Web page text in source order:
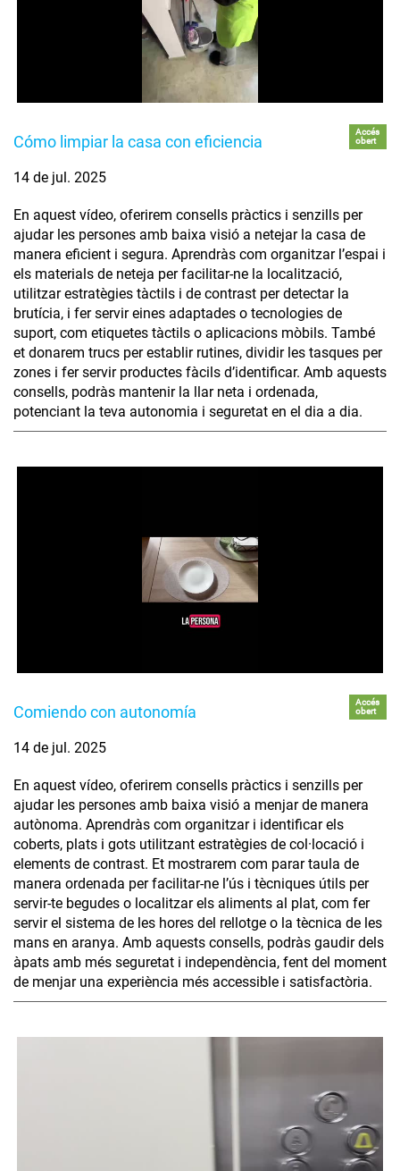
Cómo limpiar la casa con eficiencia
Accés
obert
14 de jul. 2025
En aquest vídeo, oferirem consells pràctics i senzills per
ajudar les persones amb baixa visió a netejar la casa de
manera eficient i segura. Aprendràs com organitzar l’espai i
els materials de neteja per facilitar-ne la localització,
utilitzar estratègies tàctils i de contrast per detectar la
brutícia, i fer servir eines adaptades o tecnologies de
suport, com etiquetes tàctils o aplicacions mòbils. També
et donarem trucs per establir rutines, dividir les tasques per
zones i fer servir productes fàcils d’identificar. Amb aquests
consells, podràs mantenir la llar neta i ordenada,
potenciant la teva autonomia i seguretat en el dia a dia.
Comiendo con autonomía
Accés
obert
14 de jul. 2025
En aquest vídeo, oferirem consells pràctics i senzills per
ajudar les persones amb baixa visió a menjar de manera
autònoma. Aprendràs com organitzar i identificar els
coberts, plats i gots utilitzant estratègies de col·locació i
elements de contrast. Et mostrarem com parar taula de
manera ordenada per facilitar-ne l’ús i tècniques útils per
servir-te begudes o localitzar els aliments al plat, com fer
servir el sistema de les hores del rellotge o la tècnica de les
mans en aranya. Amb aquests consells, podràs gaudir dels
àpats amb més seguretat i independència, fent del moment
de menjar una experiència més accessible i satisfactòria.